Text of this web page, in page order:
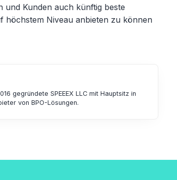
und Kunden auch künftig beste
höchstem Niveau anbieten zu können
gegründete SPEEEX LLC mit Hauptsitz in
von BPO-Lösungen.